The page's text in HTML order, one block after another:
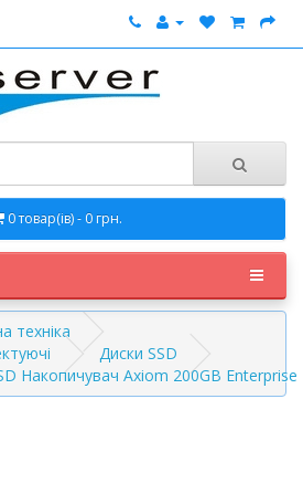
0 товар(ів) - 0 грн.
техніка
Диски SSD
Накопичувач Axiom 200GB